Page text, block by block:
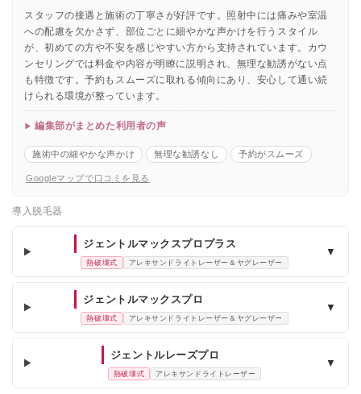
スタッフの接遇と施術の丁寧さが好評です。照射中には痛みや室温
への配慮を欠かさず、部位ごとに細やかな声かけを行うスタイル
が、初めての方や不安を感じやすい方から支持されています。カウ
ンセリングでは料金や内容が明瞭に説明され、無理な勧誘がない点
も特徴です。予約もスムーズに取れる傾向にあり、安心して通い続
けられる環境が整っています。
編集部がまとめた利用者の声
施術中の細やかな声かけ 無理な勧誘なし 予約がスムーズ
Googleマップで口コミを見る
導入脱毛器
ジェントルマックスプロプラス
熱破壊式 アレキサンドライトレーザー＆ヤグレーザー
▼
ジェントルマックスプロ
熱破壊式 アレキサンドライトレーザー＆ヤグレーザー
▼
ジェントルレーズプロ
熱破壊式 アレキサンドライトレーザー
▼